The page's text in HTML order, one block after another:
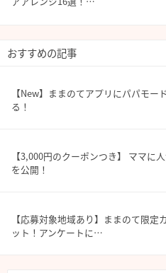
おすすめの記事
【New】ままのてアプリにパパモー
る！
【3,000円のクーポンつき】 ママに
を公開！
【応募対象地域あり】ままのて限定
ット！アンケートに…